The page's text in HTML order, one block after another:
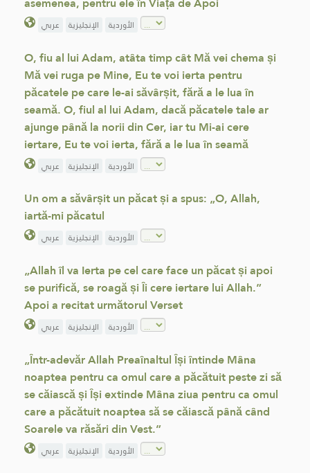
عربي الإنجليزية الأوردية
O, fiu al lui Adam, atâta timp cât Mă vei chema și
Mă vei ruga pe Mine, Eu te voi ierta pentru
păcatele pe care le-ai săvârșit, fără a le lua în
seamă. O, fiul al lui Adam, dacă păcatele tale ar
ajunge până la norii din Cer, iar tu Mi-ai cere
iertare, Eu te voi ierta, fără a le lua în seamă
عربي الإنجليزية الأوردية
Un om a săvârșit un păcat și a spus: „O, Allah,
iartă-mi păcatul
عربي الإنجليزية الأوردية
„Allah îl va Ierta pe cel care face un păcat și apoi
se purifică, se roagă și Îi cere iertare lui Allah.”
Apoi a recitat următorul Verset
عربي الإنجليزية الأوردية
„Într-adevăr Allah Preaînaltul Își întinde Mâna
noaptea pentru ca omul care a păcătuit peste zi să
se căiască și Își extinde Mâna ziua pentru ca omul
care a păcătuit noaptea să se căiască până când
Soarele va răsări din Vest.”
عربي الإنجليزية الأوردية